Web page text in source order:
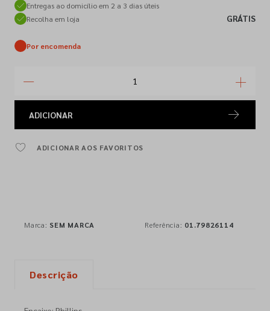
Entregas ao domicílio em 2 a 3 dias úteis
Recolha em loja
GRÁTIS
Por encomenda
ADICIONAR
ADICIONAR AOS FAVORITOS
Marca: SEM MARCA Referência: 01.79826114
Descrição